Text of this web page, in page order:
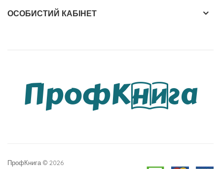
ОСОБИСТИЙ КАБІНЕТ
ПрофКнига © 2026